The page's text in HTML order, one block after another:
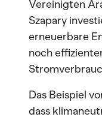
Vereinigten
Szapary
erneuerbare
noch
Das Beispiel
dass